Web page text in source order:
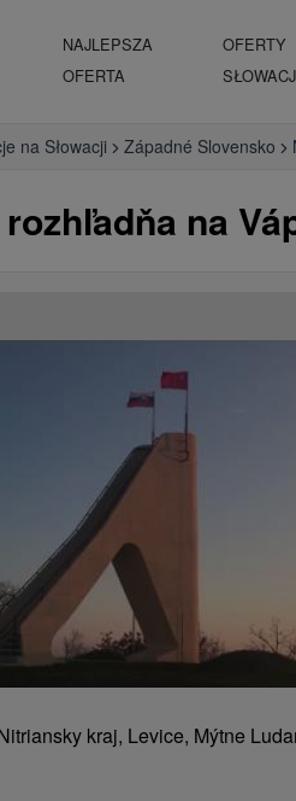
NAJLEPSZA
OFERTA
OFERTY
na Słowacji Západné Slovensko
na
kraj, Levice, Mýtne